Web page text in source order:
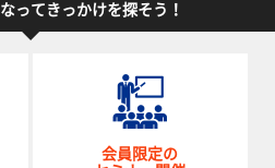
ってきっかけを探そう！
会員限定の